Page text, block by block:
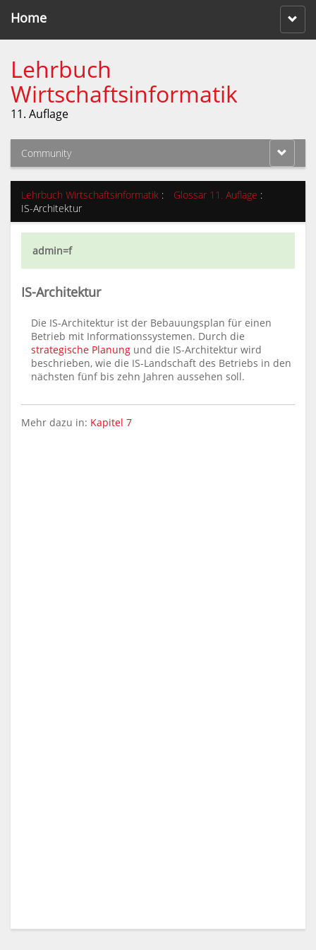
Home
Lehrbuch
Wirtschaftsinformatik
11. Auflage
Community
Lehrbuch Wirtschaftsinformatik : Glossar 11. Auflage :
IS-Architektur
admin=f
IS-Architektur
Die IS-Architektur ist der Bebauungsplan für einen
Betrieb mit Informationssystemen. Durch die
strategische Planung und die IS-Architektur wird
beschrieben, wie die IS-Landschaft des Betriebs in den
nächsten fünf bis zehn Jahren aussehen soll.
Mehr dazu in: Kapitel 7